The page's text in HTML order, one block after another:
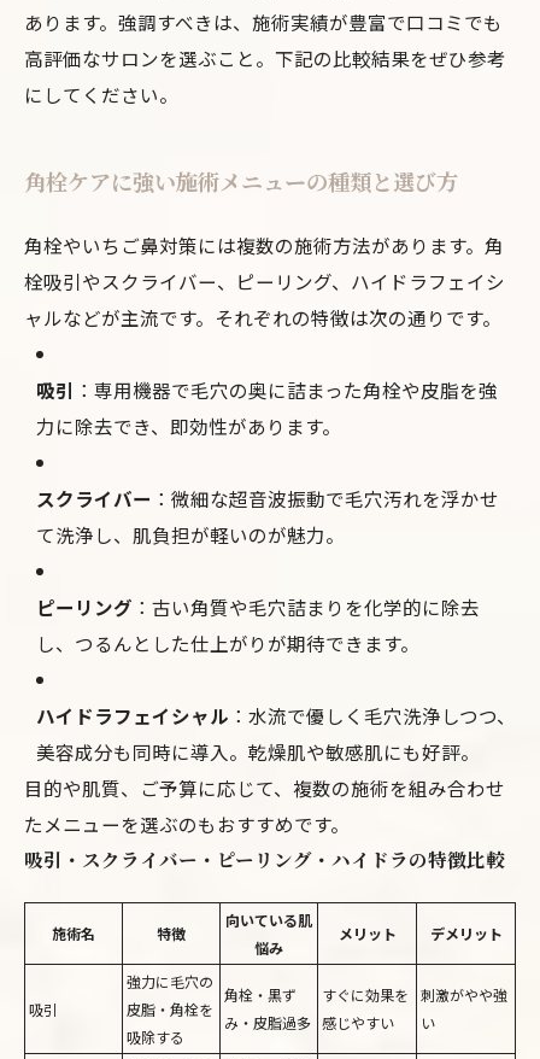
あります。強調すべきは、施術実績が豊富で口コミでも
高評価なサロンを選ぶこと。下記の比較結果をぜひ参考
にしてください。
角栓ケアに強い施術メニューの種類と選び方
角栓やいちご鼻対策には複数の施術方法があります。角
栓吸引やスクライバー、ピーリング、ハイドラフェイシ
ャルなどが主流です。それぞれの特徴は次の通りです。
吸引 ：専用機器で毛穴の奥に詰まった角栓や皮脂を強
力に除去でき、即効性があります。
スクライバー ：微細な超音波振動で毛穴汚れを浮かせ
て洗浄し、肌負担が軽いのが魅力。
ピーリング ：古い角質や毛穴詰まりを化学的に除去
し、つるんとした仕上がりが期待できます。
ハイドラフェイシャル ：水流で優しく毛穴洗浄しつつ、
美容成分も同時に導入。乾燥肌や敏感肌にも好評。
目的や肌質、ご予算に応じて、複数の施術を組み合わせ
たメニューを選ぶのもおすすめです。
吸引・スクライバー・ピーリング・ハイドラの特徴比較
施術名 特徴
向いている肌
悩み
メリット デメリット
吸引
強力に毛穴の
皮脂・角栓を
吸除する
角栓・黒ず
み・皮脂過多
すぐに効果を
感じやすい
刺激がやや強
い